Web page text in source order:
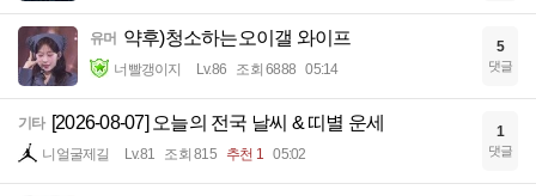
유머 약후)청소하는오이갤 와이프
너빨갱이지 Lv.86 조회 6888 05:14
5
댓글
기타 [2026-08-07] 오늘의 전국 날씨 & 띠별 운세
니얼굴제길 Lv.81 조회 815 추천 1 05:02
1
댓글